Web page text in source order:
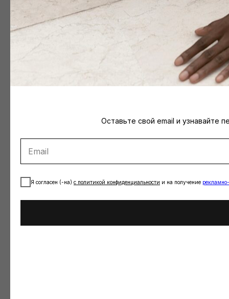
Оставьте свой email и узнавайте
Я согласен (-на) с политикой конфиденциальности и на получение